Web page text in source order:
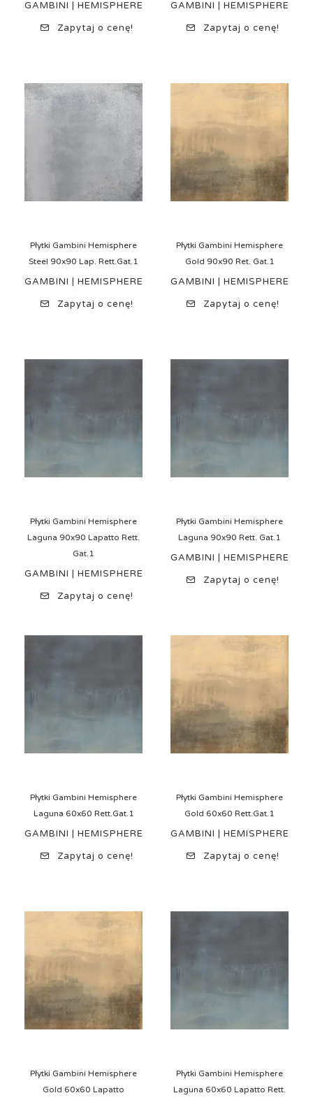
GAMBINI | HEMISPHERE
Zapytaj o cenę!
GAMBINI | HEMISPHERE
Zapytaj o cenę!
Płytki Gambini Hemisphere
Steel 90x90 Lap. Rett.Gat.1
GAMBINI | HEMISPHERE
Zapytaj o cenę!
Płytki Gambini Hemisphere
Gold 90x90 Ret. Gat.1
GAMBINI | HEMISPHERE
Zapytaj o cenę!
Płytki Gambini Hemisphere
Laguna 90x90 Lapatto Rett.
Gat.1
GAMBINI | HEMISPHERE
Zapytaj o cenę!
Płytki Gambini Hemisphere
Laguna 90x90 Rett. Gat.1
GAMBINI | HEMISPHERE
Zapytaj o cenę!
Płytki Gambini Hemisphere
Laguna 60x60 Rett.Gat.1
GAMBINI | HEMISPHERE
Zapytaj o cenę!
Płytki Gambini Hemisphere
Gold 60x60 Rett.Gat.1
GAMBINI | HEMISPHERE
Zapytaj o cenę!
Płytki Gambini Hemisphere
Gold 60x60 Lapatto
Płytki Gambini Hemisphere
Laguna 60x60 Lapatto Rett.